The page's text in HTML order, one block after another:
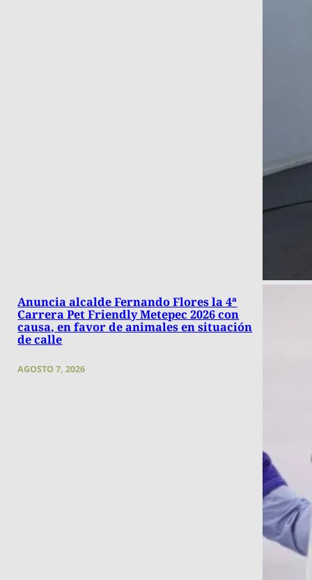
Anuncia alcalde Fernando Flores la 4ª
Carrera Pet Friendly Metepec 2026 con
causa, en favor de animales en situación
de calle
AGOSTO 7, 2026